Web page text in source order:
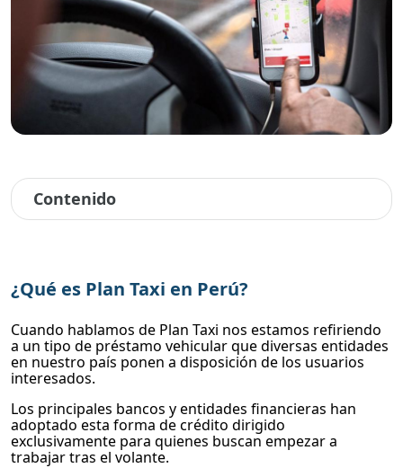
Contenido
¿Qué es Plan Taxi en Perú?
Cuando hablamos de Plan Taxi nos estamos refiriendo
a un tipo de préstamo vehicular que diversas entidades
en nuestro país ponen a disposición de los usuarios
interesados.
Los principales bancos y entidades financieras han
adoptado esta forma de crédito dirigido
exclusivamente para quienes buscan empezar a
trabajar tras el volante.